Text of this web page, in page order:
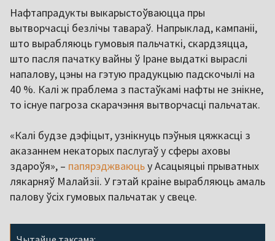
Нафтапрадукты выкарыстоўваюцца пры
вытворчасці безлічы тавараў. Напрыклад, кампаніі,
што вырабляюць гумовыя пальчаткі, скардзяцца,
што пасля пачатку вайны ў Іране выдаткі выраслі
напалову, цэны на гэтую прадукцыю падскочылі на
40 %. Калі ж праблема з пастаўкамі нафты не знікне,
то існуе пагроза скарачэння вытворчасці пальчатак.
«Калі будзе дэфіцыт, узнікнуць пэўныя цяжкасці з
аказаннем некаторых паслугаў у сферы аховы
здароўя», – папярэджваюцьу Асацыяцыі прыватных
лякарняў Малайзіі. У гэтай краіне вырабляюць амаль
палову ўсіх гумовых пальчатак у свеце.